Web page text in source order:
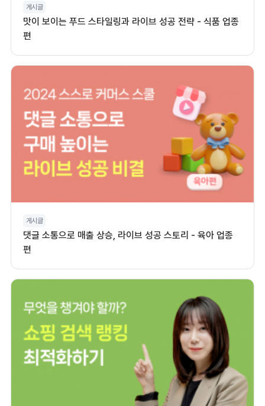
게시글
맛이 보이는 푸드 스타일링과 라이브 성공 전략 - 식품 업종
편
게시글
댓글 소통으로 매출 상승, 라이브 성공 스토리 - 육아 업종
편